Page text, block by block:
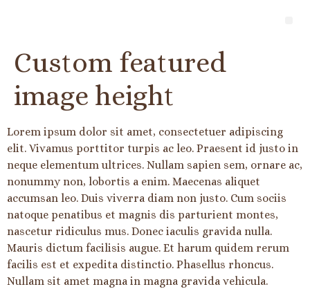
Custom featured
image height
Lorem ipsum dolor sit amet, consectetuer adipiscing
elit. Vivamus porttitor turpis ac leo. Praesent id justo in
neque elementum ultrices. Nullam sapien sem, ornare ac,
nonummy non, lobortis a enim. Maecenas aliquet
accumsan leo. Duis viverra diam non justo. Cum sociis
natoque penatibus et magnis dis parturient montes,
nascetur ridiculus mus. Donec iaculis gravida nulla.
Mauris dictum facilisis augue. Et harum quidem rerum
facilis est et expedita distinctio. Phasellus rhoncus.
Nullam sit amet magna in magna gravida vehicula.